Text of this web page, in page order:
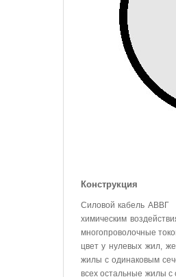
Конструкция
Силовой кабель АВВГ
химическим
многопроволочные
цвет у нулевых жил,
жилы с одинаковым
всех остальные жилы с